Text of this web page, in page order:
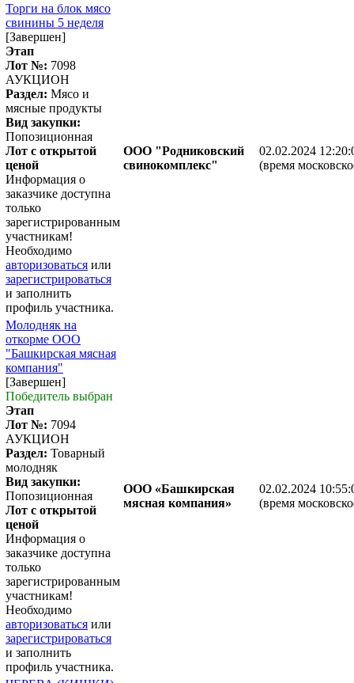
Торги на блок мясо
свинины 5 неделя
[Завершен]
Этап
Лот №: 7098
АУКЦИОН
Раздел: Мясо и
мясные продукты
Вид закупки:
Попозиционная
Лот с открытой
ценой
Информация о
заказчике доступна
только
зарегистрированным
участникам!
Необходимо
авторизоваться или
зарегистрироваться
и заполнить
профиль участника.
ООО "Родниковский
свинокомплекс"
02.02.2024
(время
Молодняк на
откорме ООО
"Башкирская мясная
компания"
[Завершен]
Победитель выбран
Этап
Лот №: 7094
АУКЦИОН
Раздел: Товарный
молодняк
Вид закупки:
Попозиционная
Лот с открытой
ценой
Информация о
заказчике доступна
только
зарегистрированным
участникам!
Необходимо
авторизоваться или
зарегистрироваться
и заполнить
профиль участника.
ООО «Башкирская
мясная компания»
02.02.2024
(время